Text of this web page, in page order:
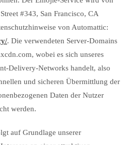
#343, San Francisco, CA
von Automattic:
. Die verwendeten Server-Domains
wobei es sich unseres
Delivery-Networks handelt, also
und sicheren Übermittlung der
Daten der Nutzer
werden.
auf Grundlage unserer